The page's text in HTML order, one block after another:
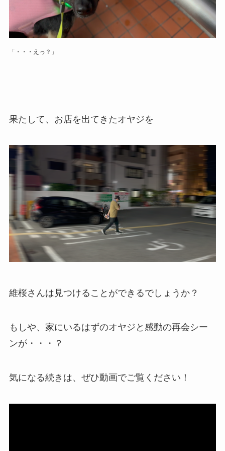
「・・・えっ？」
果たして、お店を出てきたオヤジを
維桜さんは見つけることができるでしょうか？
もしや、家にいるはずのオヤジと感動の再会シー
ンが・・・？
気になる続きは、ぜひ動画でご覧ください！